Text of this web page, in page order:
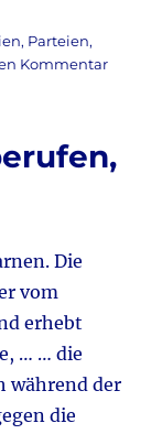
, Parteien,
Kommentarzu
Die
vom
erhebt
… … die
während der
die